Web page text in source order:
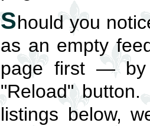
Should you
as an empty
page first — by
"Reload"
listings below,